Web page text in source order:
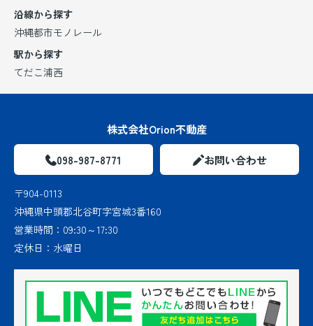
沿線から探す
沖縄都市モノレール
駅から探す
てだこ浦西
株式会社Orion不動産
098-987-8771 お問い合わせ
〒904-0113
沖縄県中頭郡北谷町字宮城3番160
営業時間： 09:30～17:30
定休日： 水曜日